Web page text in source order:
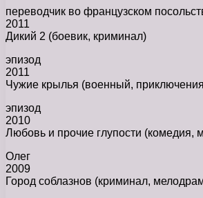
переводчик во французском
2011
Дикий 2 (боевик, криминал)
эпизод
2011
Чужие крылья (военный,
эпизод
2010
Любовь и прочие глупости (комедия,
Олег
2009
Город соблазнов (криминал,